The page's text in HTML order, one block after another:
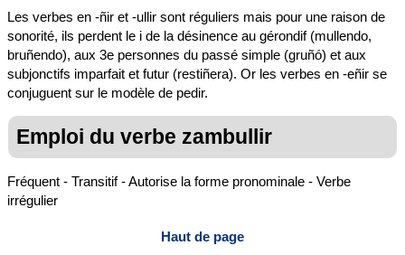
Les verbes en -ñir et -ullir sont réguliers mais pour une raison de
sonorité, ils perdent le i de la désinence au gérondif (mullendo,
bruñendo), aux 3e personnes du passé simple (gruñó) et aux
subjonctifs imparfait et futur (restiñera). Or les verbes en -eñir se
conjuguent sur le modèle de pedir.
Emploi du verbe zambullir
Fréquent - Transitif - Autorise la forme pronominale - Verbe
irrégulier
Haut de page